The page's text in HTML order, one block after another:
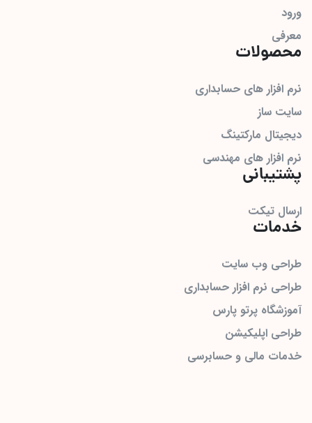
ورود
معرفی
محصولات
نرم افزار های حسابداری
سایت ساز
دیجیتال مارکتینگ
نرم افزار های مهندسی
پشتیبانی
ارسال تیکت
خدمات
طراحی وب سایت
طراحی نرم افزار حسابداری
آموزشگاه پرتو پارس
طراحی اپلیکیشن
خدمات مالی و حسابرسی